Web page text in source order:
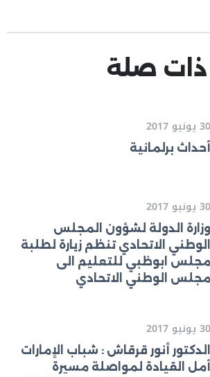
صلة
30 يونيو 2017
أحداث برلمانية
30 يونيو 2017
وزارة الدولة لشؤون المجلس
الوطني الاتحادي تنظم زيارة لطلبة
مجلس ابوظبي للتعليم الى
مجلس الوطني الاتحادي
30 يونيو 2017
الدكتور أنور قرقاش : شباب الإمارات
أمل القيادة لمواصلة مسيرة